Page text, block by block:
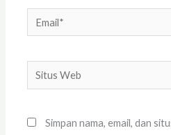
Email*
Situs
Web
Simpan nama, email, dan